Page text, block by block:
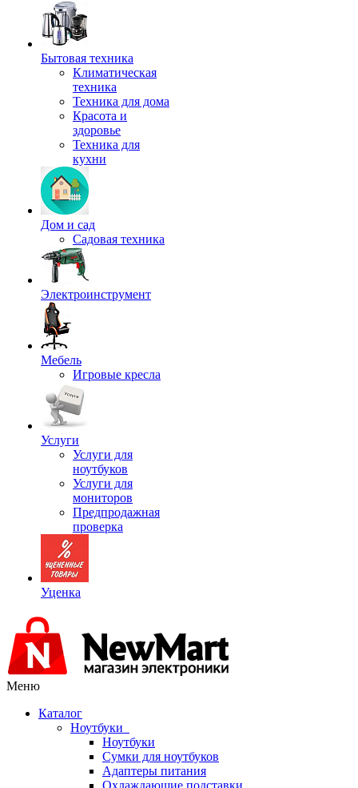
Бытовая техника
Климатическая
техника
Техника для дома
Красота и
здоровье
Техника для
кухни
Дом и сад
Садовая техника
Электроинструмент
Мебель
Игровые кресла
Услуги
Услуги для
ноутбуков
Услуги для
мониторов
Предпродажная
проверка
Уценка
Меню
Каталог
Ноутбуки
Ноутбуки
Сумки для ноутбуков
Адаптеры питания
Охлаждающие подставки